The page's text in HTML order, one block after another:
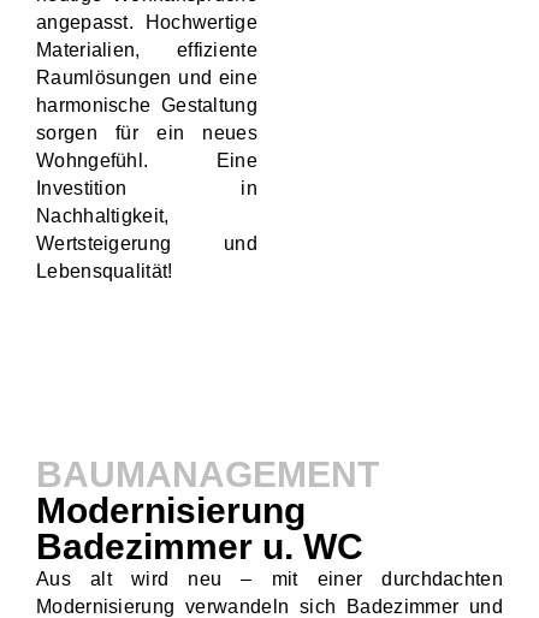
angepasst. Hochwertige
Materialien, effiziente
Raumlösungen und eine
harmonische Gestaltung
sorgen für ein neues
Wohngefühl. Eine
Investition in
Nachhaltigkeit,
Wertsteigerung und
Lebensqualität!
BAUMANAGEMENT
Modernisierung
Badezimmer u. WC
Aus alt wird neu – mit einer durchdachten
Modernisierung verwandeln sich Badezimmer und